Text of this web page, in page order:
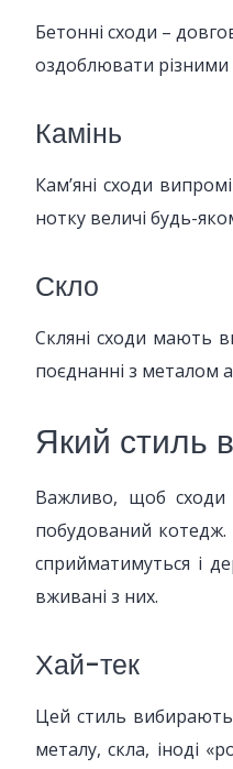
Бетонні сходи –
оздоблювати
Камінь
Кам’яні сходи
нотку величі будь-
Скло
Скляні сходи мають
поєднанні з металом
Який стиль
Важливо, щоб сходи
побудований котедж.
сприйматимуться і
вживані з них.
Хай-тек
Цей стиль вибирають
металу, скла, іноді